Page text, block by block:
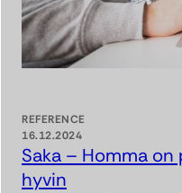
REFERENCE
16.12.2024
Saka – Homma
hyvin